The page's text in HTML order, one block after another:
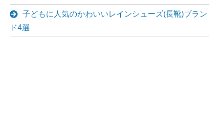
子どもに人気のかわいいレインシューズ(長靴)ブラン
ド4選